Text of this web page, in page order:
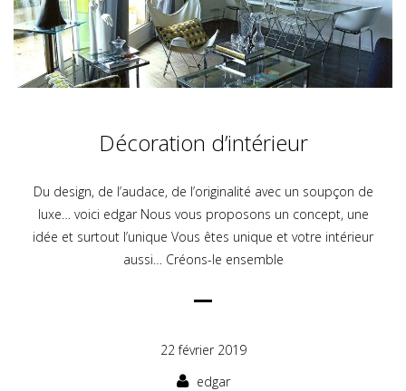
Décoration d’intérieur
Du design, de l’audace, de l’originalité avec un soupçon de
luxe… voici edgar Nous vous proposons un concept, une
idée et surtout l’unique Vous êtes unique et votre intérieur
aussi… Créons-le ensemble
22 février 2019
edgar